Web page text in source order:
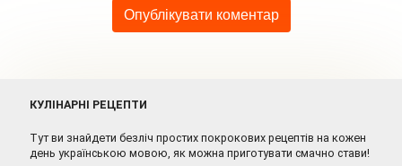
КУЛІНАРНІ РЕЦЕПТИ
Тут ви знайдети безліч простих покрокових рецептів на кожен
день українською мовою, як можна приготувати смачно стави!